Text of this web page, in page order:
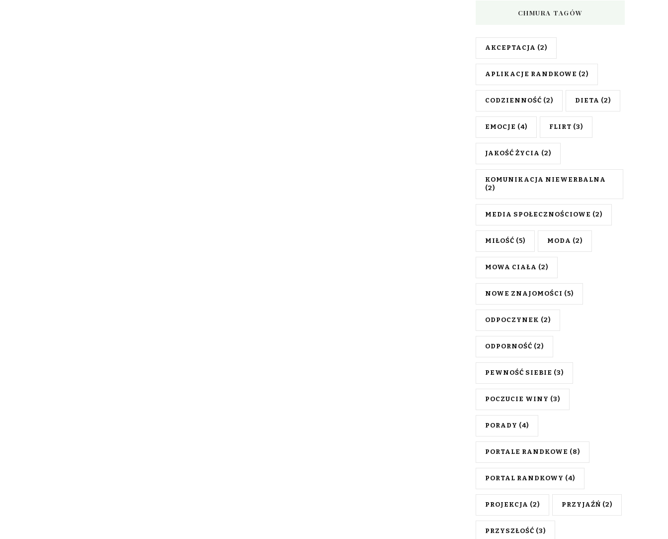
CHMURA TAGÓW
AKCEPTACJA (2)
APLIKACJE RANDKOWE (2)
CODZIENNOŚĆ (2) DIETA (2)
EMOCJE (4) FLIRT (3)
JAKOŚĆ ŻYCIA (2)
KOMUNIKACJA NIEWERBALNA
(2)
MEDIA SPOŁECZNOŚCIOWE (2)
MIŁOŚĆ (5) MODA (2)
MOWA CIAŁA (2)
NOWE ZNAJOMOŚCI (5)
ODPOCZYNEK (2)
ODPORNOŚĆ (2)
PEWNOŚĆ SIEBIE (3)
POCZUCIE WINY (3)
PORADY (4)
PORTALE RANDKOWE (8)
PORTAL RANDKOWY (4)
PROJEKCJA (2) PRZYJAŹŃ (2)
PRZYSZŁOŚĆ (3)